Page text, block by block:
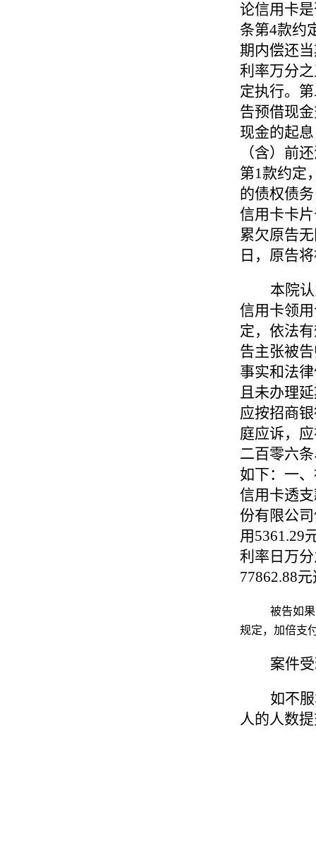
论信用卡
条第4款约
期内偿还
利率万分
定执行。
告预借现
现金的起
（含）前
第1款约定
的债权债
信用卡卡
累欠原告
日，原告
本院
信用卡领
定，依法
告主张被
事实和法
且未办理
应按招商
庭应诉，
二百零六
如下：一
信用卡透
份有限公
用 5361.29
利率日万
77862.88
被告如
规定，加倍支
案件
如不
人的人数